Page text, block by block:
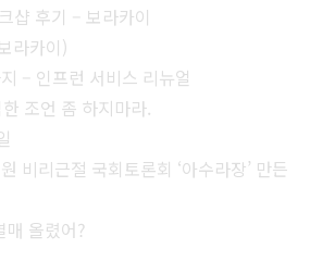
샵 후기 – 보라카이
라카이)
– 인프런 서비스 리뉴얼
조언 좀 하지마라.
비리근절 국회토론회 ‘아수라장’ 만든
매 올렸어?